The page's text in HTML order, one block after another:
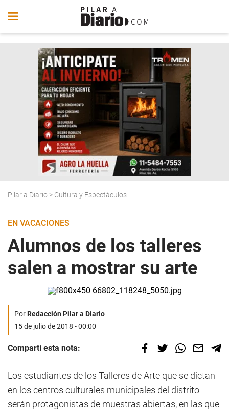
Pilar a Diario > Cultura y Espectáculos
EN VACACIONES
Alumnos de los talleres
salen a mostrar su arte
PorRedacción Pilar a Diario
15 de julio de 2018 - 00:00
Compartí esta nota:
Los estudiantes de los Talleres de Arte que se dictan
en los centros culturales municipales del distrito
serán protagonistas de muestras abiertas, en las que